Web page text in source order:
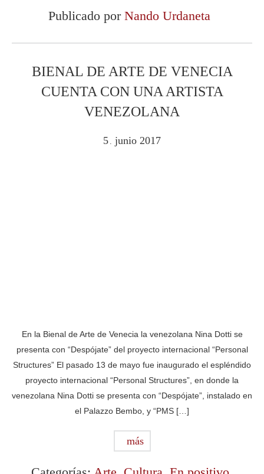
Publicado por Nando Urdaneta
BIENAL DE ARTE DE VENECIA
CUENTA CON UNA ARTISTA
VENEZOLANA
5 junio 2017
En la Bienal de Arte de Venecia la venezolana Nina Dotti se
presenta con “Despójate” del proyecto internacional “Personal
Structures” El pasado 13 de mayo fue inaugurado el espléndido
proyecto internacional “Personal Structures”, en donde la
venezolana Nina Dotti se presenta con “Despójate”, instalado en
el Palazzo Bembo, y “PMS […]
más